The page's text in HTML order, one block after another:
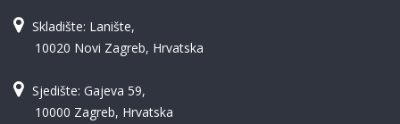
Skladište: Lanište,
10020 Novi Zagreb, Hrvatska
Sjedište: Gajeva 59,
10000 Zagreb, Hrvatska